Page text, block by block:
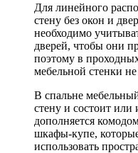
Для линейного
стену без окон и
необходимо
дверей, чтобы они
поэтому в
мебельной стенки
В спальне
стену и состоит
дополняется
шкафы-купе,
использовать